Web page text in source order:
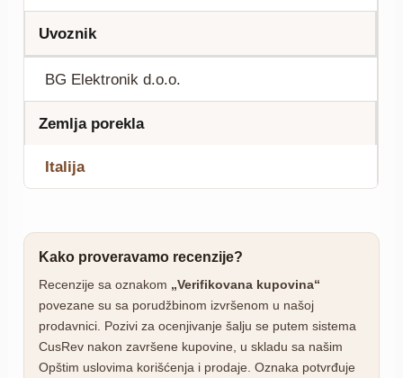
Uvoznik
BG Elektronik d.o.o.
Zemlja porekla
Italija
Kako proveravamo recenzije?
Recenzije sa oznakom „Verifikovana kupovina“
povezane su sa porudžbinom izvršenom u našoj
prodavnici. Pozivi za ocenjivanje šalju se putem sistema
CusRev nakon završene kupovine, u skladu sa našim
Opštim uslovima korišćenja i prodaje. Oznaka potvrđuje